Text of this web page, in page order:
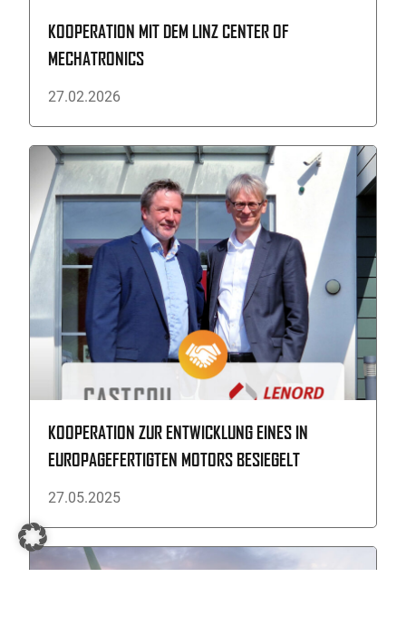
KOOPERATION MIT DEM LINZ CENTER OF
MECHATRONICS
27.02.2026
KOOPERATION ZUR ENTWICKLUNG EINES IN
EUROPAGEFERTIGTEN MOTORS BESIEGELT
27.05.2025